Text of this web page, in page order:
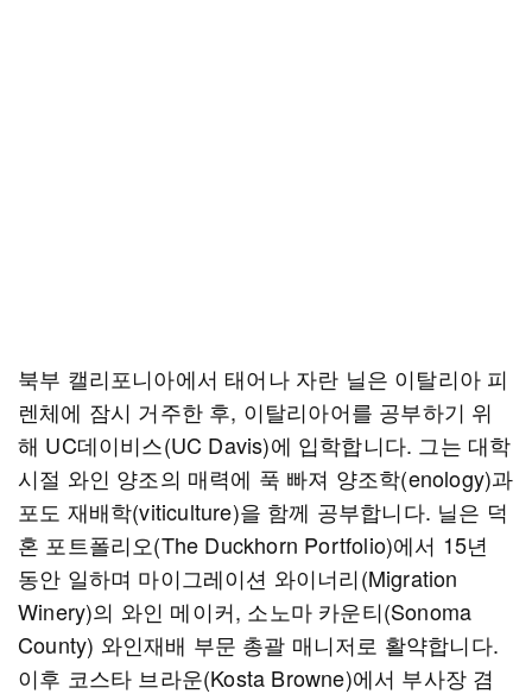
북부 캘리포니아에서 태어나 자란 닐은 이탈리아 피
렌체에 잠시 거주한 후, 이탈리아어를 공부하기 위
해 UC데이비스(UC Davis)에 입학합니다. 그는 대학
시절 와인 양조의 매력에 푹 빠져 양조학(enology)과
포도 재배학(viticulture)을 함께 공부합니다. 닐은 덕
혼 포트폴리오(The Duckhorn Portfolio)에서 15년
동안 일하며 마이그레이션 와이너리(Migration
Winery)의 와인 메이커, 소노마 카운티(Sonoma
County) 와인재배 부문 총괄 매니저로 활약합니다.
이후 코스타 브라운(Kosta Browne)에서 부사장 겸